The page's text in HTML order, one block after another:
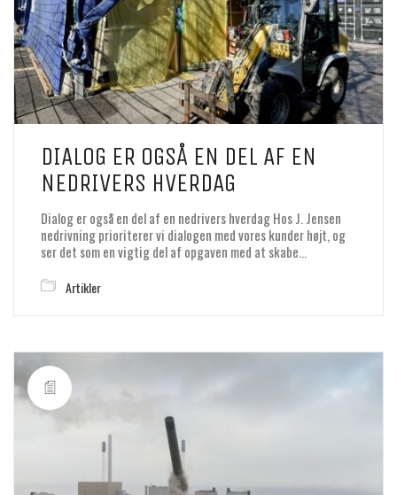
DIALOG ER OGSÅ EN DEL AF EN
NEDRIVERS HVERDAG
Dialog er også en del af en nedrivers hverdag Hos J. Jensen
nedrivning prioriterer vi dialogen med vores kunder højt, og
ser det som en vigtig del af opgaven med at skabe…
Artikler